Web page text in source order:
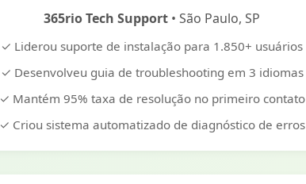
365rio Tech Support • São Paulo, SP
✓ Liderou suporte de instalação para 1.850+ usuários
✓ Desenvolveu guia de troubleshooting em 3 idiomas
✓ Mantém 95% taxa de resolução no primeiro contato
✓ Criou sistema automatizado de diagnóstico de erros